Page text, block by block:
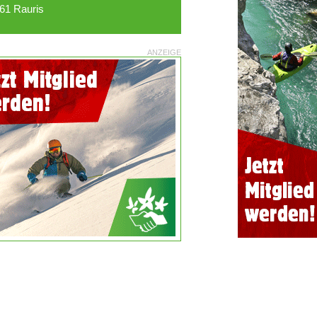
Rauris
ANZEIGE